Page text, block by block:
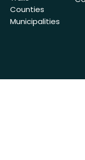
Counties
Municipalities